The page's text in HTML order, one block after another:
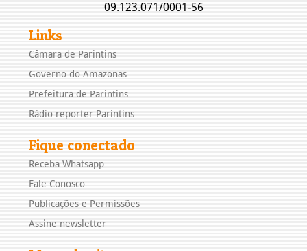
09.123.071/0001-56
Links
Câmara de Parintins
Governo do Amazonas
Prefeitura de Parintins
Rádio reporter Parintins
Fique conectado
Receba Whatsapp
Fale Conosco
Publicações e Permissões
Assine newsletter